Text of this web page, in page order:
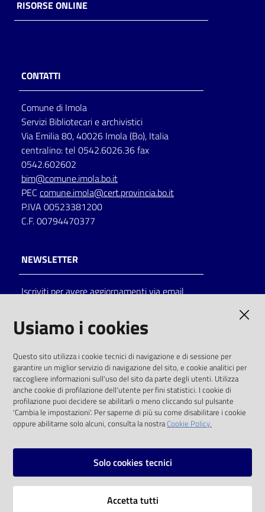
RISORSE ONLINE
CONTATTI
Comune di Imola
Servizi Bibliotecari e archivistici
Via Emilia 80, 40026 Imola (Bo), Italia
centralino: tel 0542.6026.36 fax
0542.602602
bim@comune.imola.bo.it
PEC comune.imola@cert.provincia.bo.it
P.IVA 00523381200
C.F. 00794470377
NEWSLETTER
Iscriviti per avere aggiornamenti via email
solo alle condizioni previste dalla direttiva
comunitaria 2003/98/CE e dal d.lgs. 36/2006
SOCIAL
Instagram
Vai alla pagina
Usiamo i cookies
Questo sito utilizza i cookie tecnici di navigazione e di sessione per
garantire un miglior servizio di navigazione del sito, e cookie analitici per
raccogliere informazioni sull'uso del sito da parte degli utenti. Utilizza
anche cookie di profilazione dell'utente per fini statistici. I cookie di
profilazione puoi decidere se abilitarli o meno cliccando sul pulsante
'Cambia le impostazioni'. Per saperne di più su come disabilitare i cookie
oppure abilitarne solo alcuni, consulta la nostraCookie Policy.
Solo cookies tecnici
Accetta tutti